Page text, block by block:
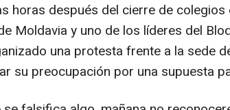
horas después del cierre de colegios
Moldavia y uno de los líderes del
una protesta frente a la sede
su preocupación por una supuesta